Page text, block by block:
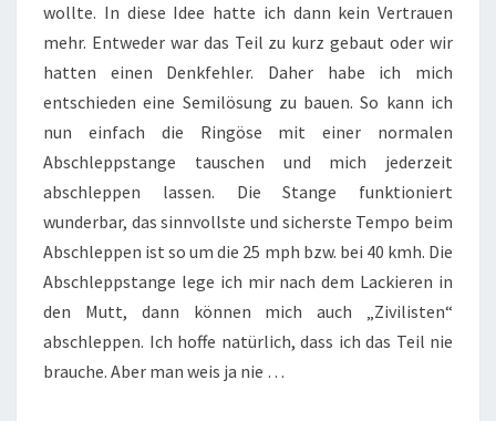
wollte. In diese Idee hatte ich dann kein Vertrauen
mehr. Entweder war das Teil zu kurz gebaut oder wir
hatten einen Denkfehler. Daher habe ich mich
entschieden eine Semilösung zu bauen. So kann ich
nun einfach die Ringöse mit einer normalen
Abschleppstange tauschen und mich jederzeit
abschleppen lassen. Die Stange funktioniert
wunderbar, das sinnvollste und sicherste Tempo beim
Abschleppen ist so um die 25 mph bzw. bei 40 kmh. Die
Abschleppstange lege ich mir nach dem Lackieren in
den Mutt, dann können mich auch „Zivilisten“
abschleppen. Ich hoffe natürlich, dass ich das Teil nie
brauche. Aber man weis ja nie …